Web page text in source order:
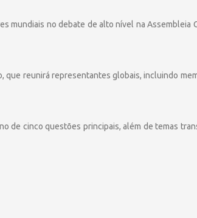
mundiais no debate de alto nível na Assembleia
que reunirá representantes globais, incluindo
de cinco questões principais, além de temas